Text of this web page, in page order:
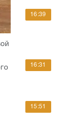
16:39
16:31
15:51